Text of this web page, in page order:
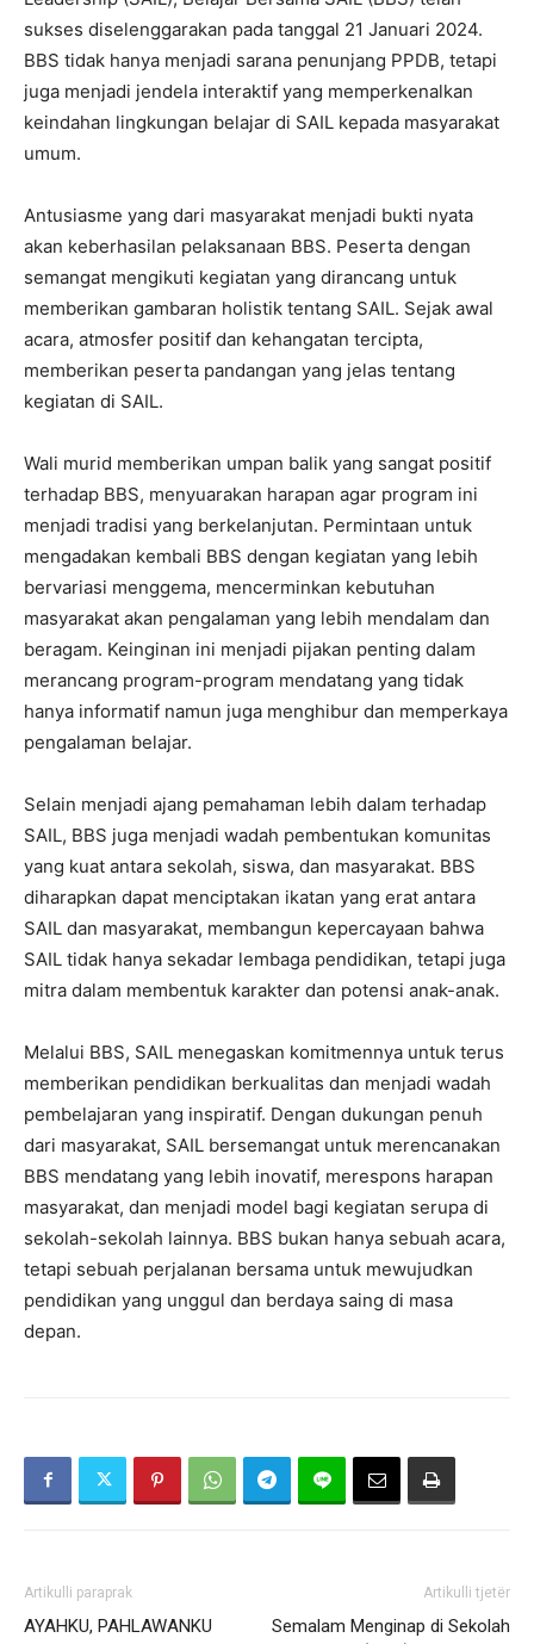
sukses diselenggarakan pada tanggal 21 Januari 2024.
BBS tidak hanya menjadi sarana penunjang PPDB, tetapi
juga menjadi jendela interaktif yang memperkenalkan
keindahan lingkungan belajar di SAIL kepada masyarakat
umum.
Antusiasme yang dari masyarakat menjadi bukti nyata
akan keberhasilan pelaksanaan BBS. Peserta dengan
semangat mengikuti kegiatan yang dirancang untuk
memberikan gambaran holistik tentang SAIL. Sejak awal
acara, atmosfer positif dan kehangatan tercipta,
memberikan peserta pandangan yang jelas tentang
kegiatan di SAIL.
Wali murid memberikan umpan balik yang sangat positif
terhadap BBS, menyuarakan harapan agar program ini
menjadi tradisi yang berkelanjutan. Permintaan untuk
mengadakan kembali BBS dengan kegiatan yang lebih
bervariasi menggema, mencerminkan kebutuhan
masyarakat akan pengalaman yang lebih mendalam dan
beragam. Keinginan ini menjadi pijakan penting dalam
merancang program-program mendatang yang tidak
hanya informatif namun juga menghibur dan memperkaya
pengalaman belajar.
Selain menjadi ajang pemahaman lebih dalam terhadap
SAIL, BBS juga menjadi wadah pembentukan komunitas
yang kuat antara sekolah, siswa, dan masyarakat. BBS
diharapkan dapat menciptakan ikatan yang erat antara
SAIL dan masyarakat, membangun kepercayaan bahwa
SAIL tidak hanya sekadar lembaga pendidikan, tetapi juga
mitra dalam membentuk karakter dan potensi anak-anak.
Melalui BBS, SAIL menegaskan komitmennya untuk terus
memberikan pendidikan berkualitas dan menjadi wadah
pembelajaran yang inspiratif. Dengan dukungan penuh
dari masyarakat, SAIL bersemangat untuk merencanakan
BBS mendatang yang lebih inovatif, merespons harapan
masyarakat, dan menjadi model bagi kegiatan serupa di
sekolah-sekolah lainnya. BBS bukan hanya sebuah acara,
tetapi sebuah perjalanan bersama untuk mewujudkan
pendidikan yang unggul dan berdaya saing di masa
depan.
Artikulli paraprak
AYAHKU, PAHLAWANKU
Artikulli tjetër
Semalam Menginap di Sekolah